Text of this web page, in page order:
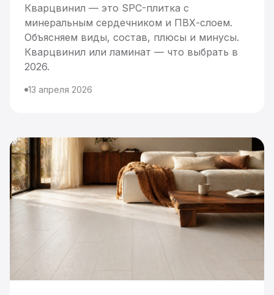
Кварцвинил — это SPC-плитка с
минеральным сердечником и ПВХ-слоем.
Объясняем виды, состав, плюсы и минусы.
Кварцвинил или ламинат — что выбрать в
2026.
13 апреля 2026